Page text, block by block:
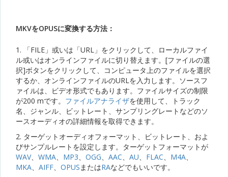
MKVをOPUSに変換する方法：
1. 「FILE」或いは「URL」をクリックして、ローカルファイ
ル或いはオンラインファイルに切り替えます。[ファイルの選
択]ボタンをクリックして、コンピュータ上のファイルを選択
するか、オンラインファイルのURLを入力します。ソースフ
ァイルは、ビデオ形式でもあります。ファイルサイズの制限
が200 mです。 ファイルアナライザを使用して、トラック
名、ジャンル、ビットレート、サンプリングレートなどのソ
ースオーディオの詳細情報を取得できます。
2. ターゲットオーディオフォーマット、ビットレート、およ
びサンプルレートを設定します。ターゲットフォーマットが
WAV、 WMA、 MP3、 OGG、 AAC、 AU、 FLAC、 M4A、
MKA、 AIFF、 OPUSまたはRAなどでもいいです。